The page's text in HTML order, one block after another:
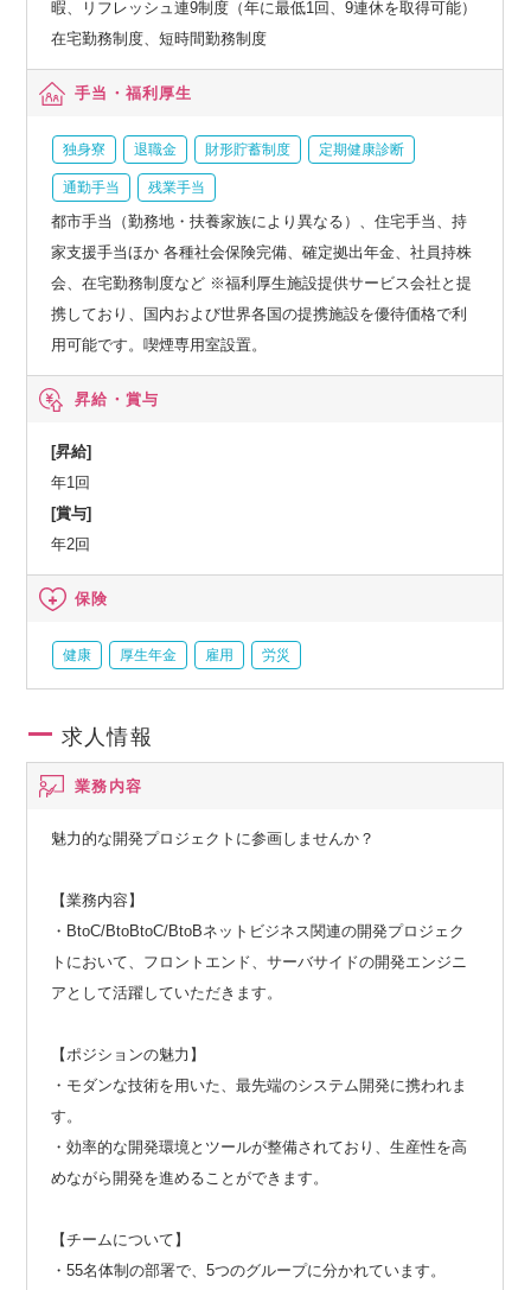
暇、リフレッシュ連9制度（年に最低1回、9連休を取得可能）
在宅勤務制度、短時間勤務制度
手当・福利厚生
独身寮 退職金 財形貯蓄制度 定期健康診断
通勤手当 残業手当
都市手当（勤務地・扶養家族により異なる）、住宅手当、持
家支援手当ほか 各種社会保険完備、確定拠出年金、社員持株
会、在宅勤務制度など ※福利厚生施設提供サービス会社と提
携しており、国内および世界各国の提携施設を優待価格で利
用可能です。喫煙専用室設置。
昇給・賞与
[昇給]
年1回
[賞与]
年2回
保険
健康 厚生年金 雇用 労災
求人情報
業務内容
魅力的な開発プロジェクトに参画しませんか？
【業務内容】
・BtoC/BtoBtoC/BtoBネットビジネス関連の開発プロジェク
トにおいて、フロントエンド、サーバサイドの開発エンジニ
アとして活躍していただきます。
【ポジションの魅力】
・モダンな技術を用いた、最先端のシステム開発に携われま
す。
・効率的な開発環境とツールが整備されており、生産性を高
めながら開発を進めることができます。
【チームについて】
・55名体制の部署で、5つのグループに分かれています。